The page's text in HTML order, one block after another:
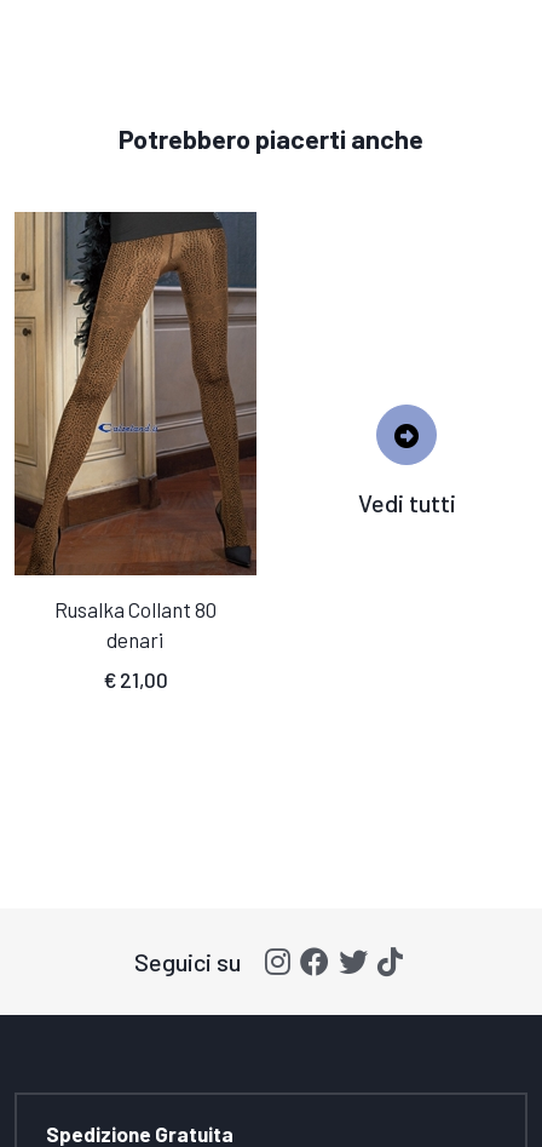
Potrebbero piacerti anche
Rusalka Collant 80
denari
€21,00
Vedi tutti
Seguici su
Spedizione Gratuita